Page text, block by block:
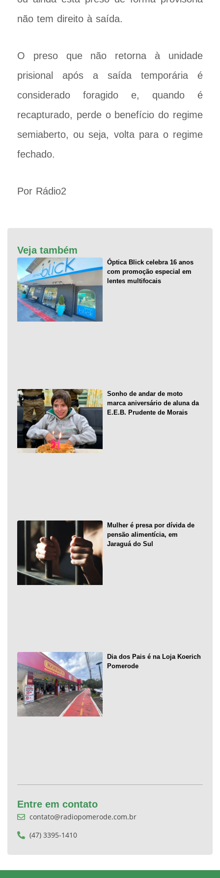
não tem direito à saída.
O preso que não retorna à unidade
prisional após a saída temporária é
considerado foragido e, quando é
recapturado, perde o benefício do regime
semiaberto, ou seja, volta para o regime
fechado.
Por Rádio2
Veja também
Óptica Blick celebra 16 anos
com promoção especial em
lentes multifocais
Sonho de andar de moto
marca aniversário de aluna da
E.E.B. Prudente de Morais
Mulher é presa por dívida de
pensão alimentícia, em
Jaraguá do Sul
Dia dos Pais é na Loja Koerich
Pomerode
Entre em contato
contato@radiopomerode.com.br
(47) 3395-1410